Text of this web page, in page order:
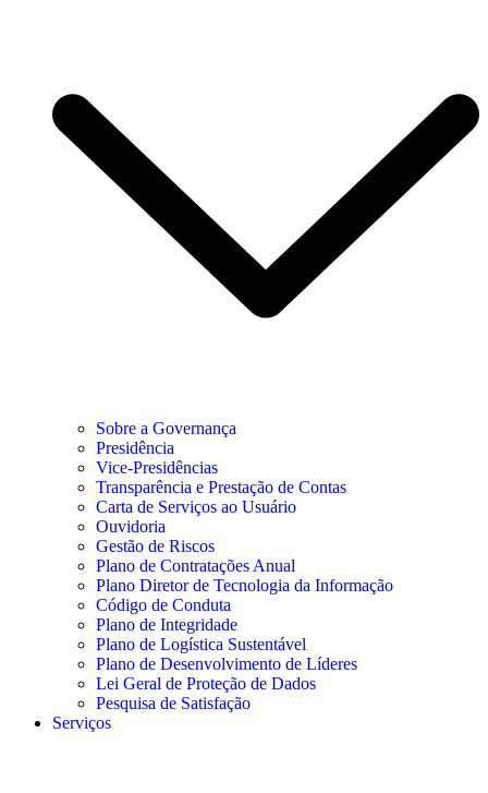
Sobre a Governança
Presidência
Vice-Presidências
Transparência e Prestação de Contas
Carta de Serviços ao Usuário
Ouvidoria
Gestão de Riscos
Plano de Contratações Anual
Plano Diretor de Tecnologia da Informação
Código de Conduta
Plano de Integridade
Plano de Logística Sustentável
Plano de Desenvolvimento de Líderes
Lei Geral de Proteção de Dados
Pesquisa de Satisfação
Serviços